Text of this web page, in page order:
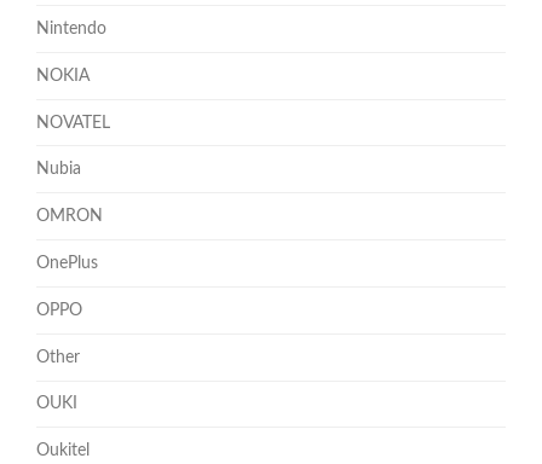
Nintendo
NOKIA
NOVATEL
Nubia
OMRON
OnePlus
OPPO
Other
OUKI
Oukitel